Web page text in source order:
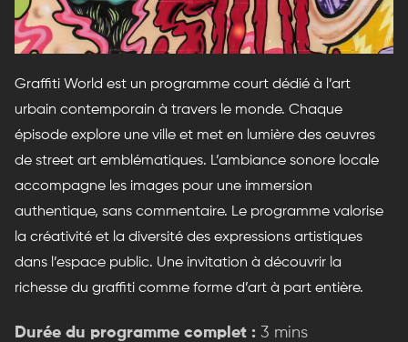
Graffiti World est un programme court dédié à l’art
urbain contemporain à travers le monde. Chaque
épisode explore une ville et met en lumière des œuvres
de street art emblématiques. L’ambiance sonore locale
accompagne les images pour une immersion
authentique, sans commentaire. Le programme valorise
la créativité et la diversité des expressions artistiques
dans l’espace public. Une invitation à découvrir la
richesse du graffiti comme forme d’art à part entière.
Durée du programme complet : 3 mins